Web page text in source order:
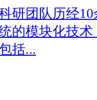
研团队历经
的模块化技
括...